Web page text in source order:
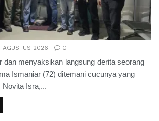
2026 0
dan menyaksikan langsung derita seorang
Ismaniar (72) ditemani cucunya yang
Novita Isra,...